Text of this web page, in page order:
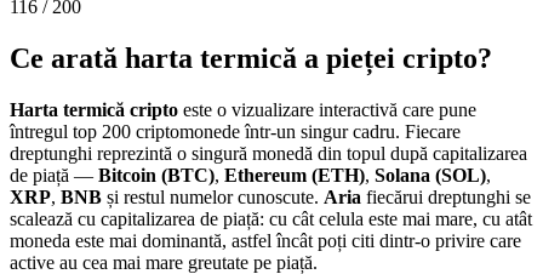
116 / 200
Ce arată harta termică a pieței cripto?
Harta termică cripto este o vizualizare interactivă care pune
întregul top 200 criptomonede într-un singur cadru. Fiecare
dreptunghi reprezintă o singură monedă din topul după capitalizarea
de piață — Bitcoin (BTC), Ethereum (ETH), Solana (SOL),
XRP, BNB și restul numelor cunoscute. Aria fiecărui dreptunghi se
scalează cu capitalizarea de piață: cu cât celula este mai mare, cu atât
moneda este mai dominantă, astfel încât poți citi dintr-o privire care
active au cea mai mare greutate pe piață.